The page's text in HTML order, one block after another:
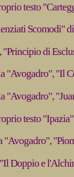
testo
Scomodi"
di
"Avogadro", "Il
"Avogadro",
testo "Ipazia"
"Avogadro",
Doppio e